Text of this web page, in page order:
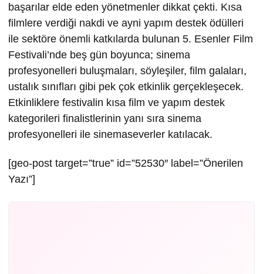
başarılar elde eden yönetmenler dikkat çekti. Kısa
filmlere verdiği nakdi ve ayni yapım destek ödülleri
ile sektöre önemli katkılarda bulunan 5. Esenler Film
Festivali’nde beş gün boyunca; sinema
profesyonelleri buluşmaları, söyleşiler, film galaları,
ustalık sınıfları gibi pek çok etkinlik gerçekleşecek.
Etkinliklere festivalin kısa film ve yapım destek
kategorileri finalistlerinin yanı sıra sinema
profesyonelleri ile sinemaseverler katılacak.
[geo-post target=”true” id=”52530″ label=”Önerilen
Yazı”]